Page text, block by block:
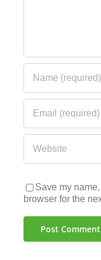
Save my
browser for the